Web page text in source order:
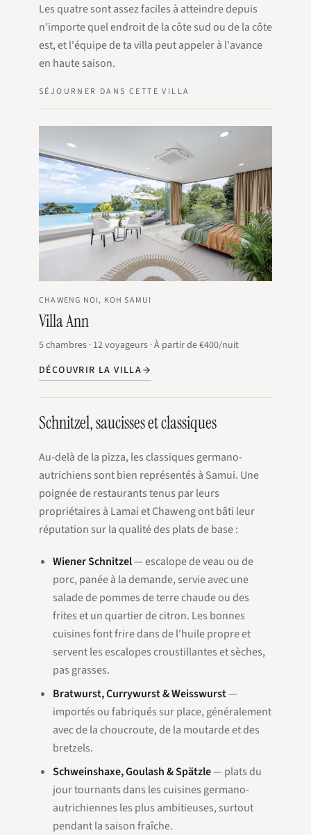
Les quatre sont assez faciles à atteindre depuis
n'importe quel endroit de la côte sud ou de la côte
est, et l'équipe de ta villa peut appeler à l'avance
en haute saison.
SÉJOURNER DANS CETTE VILLA
CHAWENG NOI, KOH SAMUI
Villa Ann
5chambres · 12voyageurs ·À partir de€400/nuit
DÉCOUVRIR LA VILLA
Schnitzel, saucisses et classiques
Au-delà de la pizza, les classiques germano-
autrichiens sont bien représentés à Samui. Une
poignée de restaurants tenus par leurs
propriétaires à Lamai et Chaweng ont bâti leur
réputation sur la qualité des plats de base :
Wiener Schnitzel— escalope de veau ou de
porc, panée à la demande, servie avec une
salade de pommes de terre chaude ou des
frites et un quartier de citron. Les bonnes
cuisines font frire dans de l'huile propre et
servent les escalopes croustillantes et sèches,
pas grasses.
Bratwurst, Currywurst & Weisswurst—
importés ou fabriqués sur place, généralement
avec de la choucroute, de la moutarde et des
bretzels.
Schweinshaxe, Goulash & Spätzle— plats du
jour tournants dans les cuisines germano-
autrichiennes les plus ambitieuses, surtout
pendant la saison fraîche.